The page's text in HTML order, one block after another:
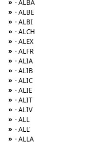
» · ALBA
» · ALBE
» · ALBI
» · ALCH
» · ALEX
» · ALFR
» · ALIA
» · ALIB
» · ALIC
» · ALIE
» · ALIT
» · ALIV
» · ALL
» · ALL'
» · ALLA